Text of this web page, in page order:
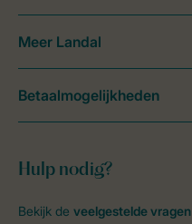
Hulp nodig?
Bekijk de veelgestelde vragen
Meer Landal
Betaalmogelijkheden